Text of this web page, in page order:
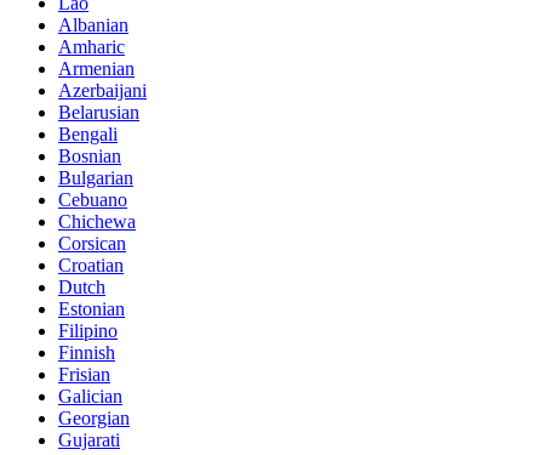
Albanian
Amharic
Armenian
Azerbaijani
Belarusian
Bengali
Bosnian
Bulgarian
Cebuano
Chichewa
Corsican
Croatian
Dutch
Estonian
Filipino
Finnish
Frisian
Galician
Georgian
Gujarati